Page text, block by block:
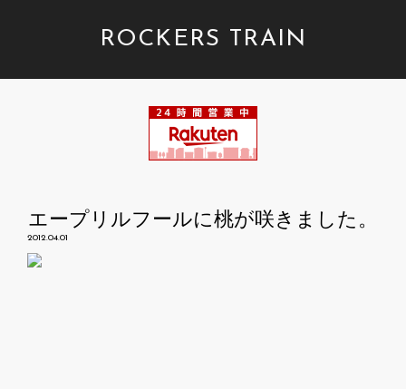
ROCKERS TRAIN
エープリルフールに桃が咲きました。
2012.04.01